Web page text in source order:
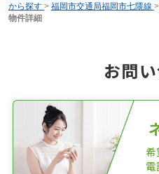
から探す > 福岡市交通局福岡市七隈線 >
物件詳細
お問
希
電